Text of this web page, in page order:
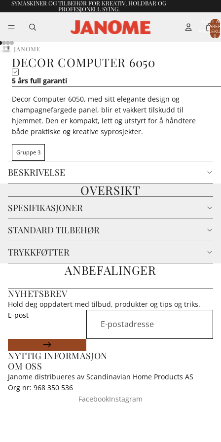
SYMASKINER OG TILBEHØR FOR KREATIV, HOLDBAR OG
PROFESJONELL SYING.
TOTALT
0
JANOME
DECOR COMPUTER 6050
5 års full garanti
Decor Computer 6050, med sitt elegante design og
champagnefargede panel, blir et vakkert tilskudd til
hjemmet. Den er kompakt, lett og utstyrt for å håndtere
både praktiske og kreative syprosjekter.
Gruppe 3
BESKRIVELSE
OVERSIKT
SPESIFIKASJONER
STANDARD TILBEHØR
TRYKKFØTTER
ANBEFALINGER
NYHETSBREV
Hold deg oppdatert med tilbud, produkter og tips og triks.
E-post
NYTTIG INFORMASJON
OM OSS
Janome distribueres av Scandinavian Home Products AS
Org nr: 968 350 536
FacebookInstagram